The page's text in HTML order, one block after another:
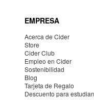
EMPRESA
Acerca de Cider
Store
Cider Club
Empleo en Cider
Sostenibilidad
Blog
Tarjeta de Regalo
Descuento para